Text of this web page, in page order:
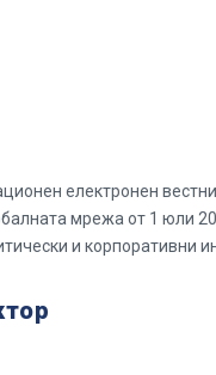
електронен
мрежа от 1 юли
и корпоративни